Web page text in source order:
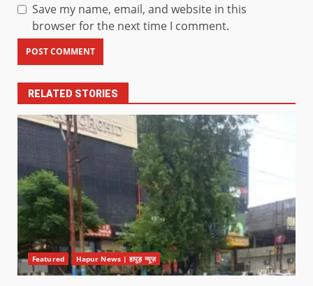
Save my name, email, and website in this
browser for the next time I comment.
RELATED STORIES
Featured Hapur News | हापुड़ न्यूज़